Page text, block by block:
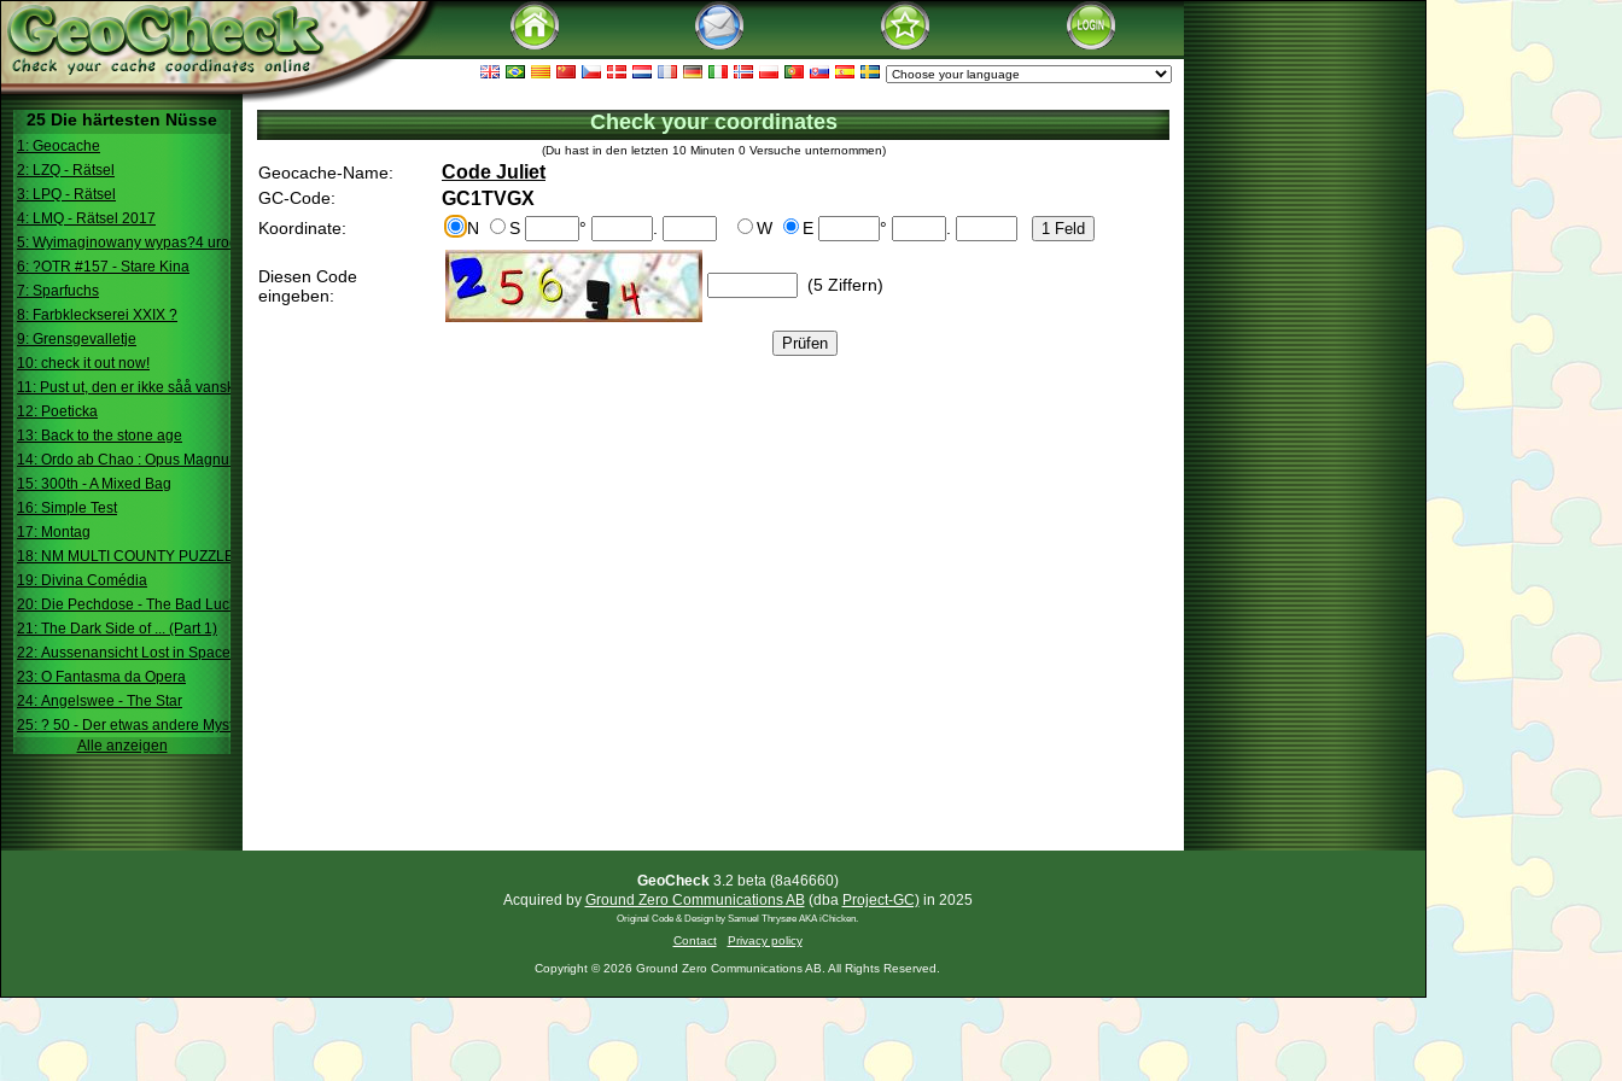
25 Die härtesten Nüsse
1: Geocache
2: LZQ - Rätsel
3: LPQ - Rätsel
4: LMQ - Rätsel 2017
5: Wyimaginowany wypas?4 urodziny
6: ?OTR #157 - Stare Kina
7: Sparfuchs
8: Farbkleckserei XXIX ?
9: Grensgevalletje
10: check it out now!
11: Pust ut, den er ikke såå vanskelig.
12: Poeticka
13: Back to the stone age
14: Ordo ab Chao : Opus Magnum
15: 300th - A Mixed Bag
16: Simple Test
17: Montag
18: NM MULTI COUNTY PUZZLE
19: Divina Comédia
20: Die Pechdose - The Bad Luck Box
21: The Dark Side of ... (Part 1)
22: Aussenansicht Lost in Space
23: O Fantasma da Opera
24: Angelswee - The Star
25: ? 50 - Der etwas andere Mystery
Alle anzeigen
Check your coordinates
(Du hast in den letzten 10 Minuten 0 Versuche unternommen)
Geocache-Name: Code Juliet
GC-Code: GC1TVGX
Koordinate: N S ° W E °
Diesen Code
eingeben:
(5 Ziffern)
GeoCheck3.2 beta (8a46660)
Acquired by Ground Zero Communications AB(dba Project-GC)in 2025
Original Code & Design by Samuel Thrysøe AKA iChicken.
Contact Privacy policy
Copyright © 2026 Ground Zero Communications AB. All Rights Reserved.